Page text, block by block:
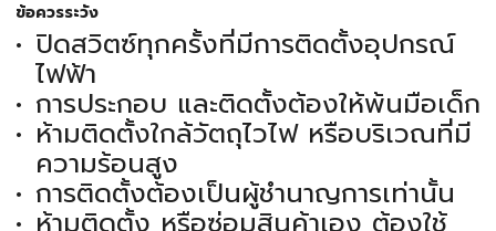
ข้อควรระวัง
ปิดสวิตซ์ทุกครั้งที่มีการติดตั้งอุปกรณ์
ไฟฟ้า
การประกอบ และติดตั้งต้องให้พ้นมือเด็ก
ห้ามติดตั้งใกล้วัตถุไวไฟ หรือบริเวณที่มี
ความร้อนสูง
การติดตั้งต้องเป็นผู้ชำนาญการเท่านั้น